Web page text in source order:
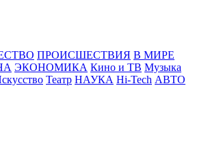
ПРОИСШЕСТВИЯ В МИРЕ
ЭКОНОМИКА Кино и ТВ Музыка
Театр НАУКА Hi-Tech АВТО